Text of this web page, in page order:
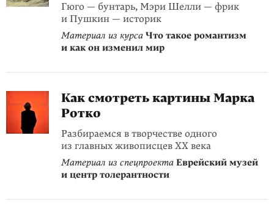
Гюго — бунтарь, Мэри Шелли — фрик
и Пушкин — историк
Материал из курса Что такое романтизм
и как он изменил мир
Как смотреть картины Марка
Ротко
Разбираемся в творчестве одного
из главных живописцев XX века
Материал из спецпроекта Еврейский музей
и центр толерантности